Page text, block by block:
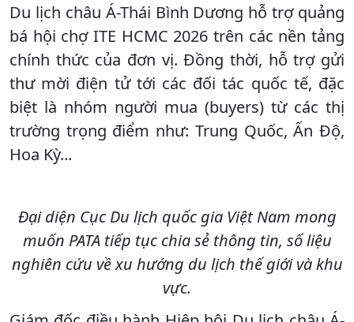
Du lịch châu Á-Thái Bình Dương hỗ trợ quảng
bá hội chợ ITE HCMC 2026 trên các nền tảng
chính thức của đơn vị. Đồng thời, hỗ trợ gửi
thư mời điện tử tới các đối tác quốc tế, đặc
biệt là nhóm người mua (buyers) từ các thị
trường trọng điểm như: Trung Quốc, Ấn Độ,
Hoa Kỳ...
Đại diện Cục Du lịch quốc gia Việt Nam mong
muốn PATA tiếp tục chia sẻ thông tin, số liệu
nghiên cứu về xu hướng du lịch thế giới và khu
vực.